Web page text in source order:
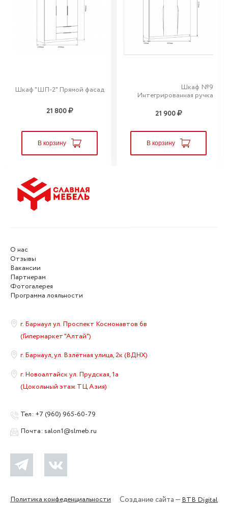
Шкаф "ШП-2" Прямой фасад
21 800
В корзину
Шкаф №9
Интегрированная ручка
21 900
В корзину
О нас
Отзывы
Вакансии
Партнерам
Фотогалерея
Программа лояльности
г. Барнаул ул. Проспект Космонавтов 6в
(Гипермаркет "Алтай")
г. Барнаул, ул. Взлётная улица, 2к (ВДНХ)
г. Новоалтайск ул. Прудская, 1а
(Цокольный этаж ТЦ Азия)
Тел: +7 (960) 965-60-79
Почта: salon1@slmeb.ru
Политика конфеденциальности Создание сайта —BTB Digital